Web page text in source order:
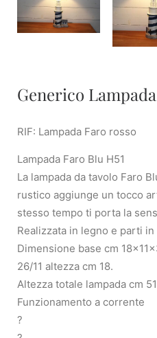
Generico
RIF: Lampada Faro rosso
Lampada Faro Blu H51
La lampada da tavolo Faro
rustico aggiunge un tocco
stesso tempo ti porta la
Realizzata in legno e parti
Dimensione base cm
26/11 altezza cm 18.
Altezza totale lampada cm
Funzionamento a corrente
?